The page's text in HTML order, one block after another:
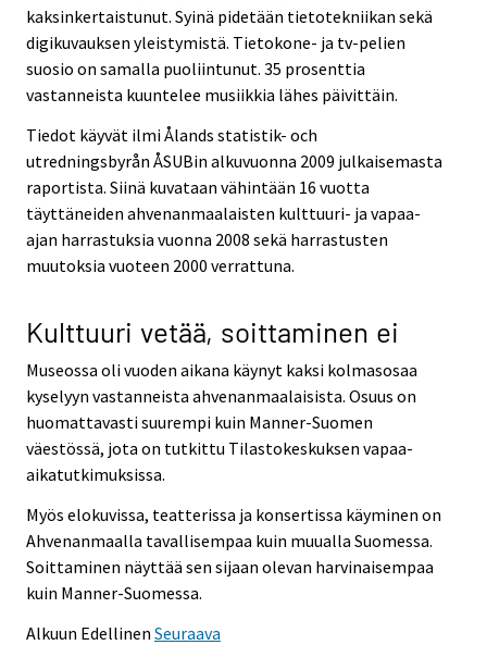
kaksinkertaistunut. Syinä pidetään tietotekniikan sekä
digikuvauksen yleistymistä. Tietokone- ja tv-pelien
suosio on samalla puoliintunut. 35 prosenttia
vastanneista kuuntelee musiikkia lähes päivittäin.
Tiedot käyvät ilmi Ålands statistik- och
utredningsbyrån ÅSUBin alkuvuonna 2009 julkaisemasta
raportista. Siinä kuvataan vähintään 16 vuotta
täyttäneiden ahvenanmaalaisten kulttuuri- ja vapaa-
ajan harrastuksia vuonna 2008 sekä harrastusten
muutoksia vuoteen 2000 verrattuna.
Kulttuuri vetää, soittaminen ei
Museossa oli vuoden aikana käynyt kaksi kolmasosaa
kyselyyn vastanneista ahvenanmaalaisista. Osuus on
huomattavasti suurempi kuin Manner-Suomen
väestössä, jota on tutkittu Tilastokeskuksen vapaa-
aikatutkimuksissa.
Myös elokuvissa, teatterissa ja konsertissa käyminen on
Ahvenanmaalla tavallisempaa kuin muualla Suomessa.
Soittaminen näyttää sen sijaan olevan harvinaisempaa
kuin Manner-Suomessa.
Alkuun Edellinen Seuraava